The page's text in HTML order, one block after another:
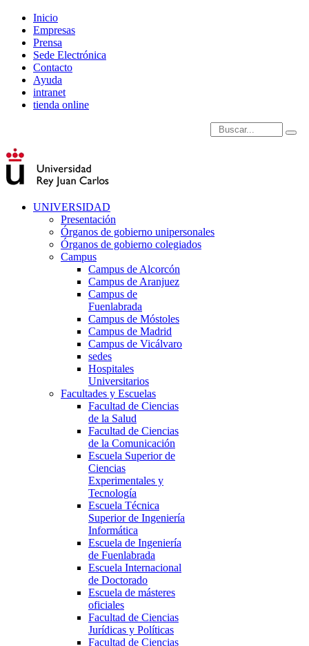
Inicio
Empresas
Prensa
Sede Electrónica
Contacto
Ayuda
intranet
tienda online
Introduce términos de
UNIVERSIDAD
Presentación
Órganos de gobierno unipersonales
Órganos de gobierno colegiados
Campus
Campus de Alcorcón
Campus de Aranjuez
Campus de
Fuenlabrada
Campus de Móstoles
Campus de Madrid
Campus de Vicálvaro
sedes
Hospitales
Universitarios
Facultades y Escuelas
Facultad de Ciencias
de la Salud
Facultad de Ciencias
de la Comunicación
Escuela Superior de
Ciencias
Experimentales y
Tecnología
Escuela Técnica
Superior de Ingeniería
Informática
Escuela de Ingeniería
de Fuenlabrada
Escuela Internacional
de Doctorado
Escuela de másteres
oficiales
Facultad de Ciencias
Jurídicas y Políticas
Facultad de Ciencias